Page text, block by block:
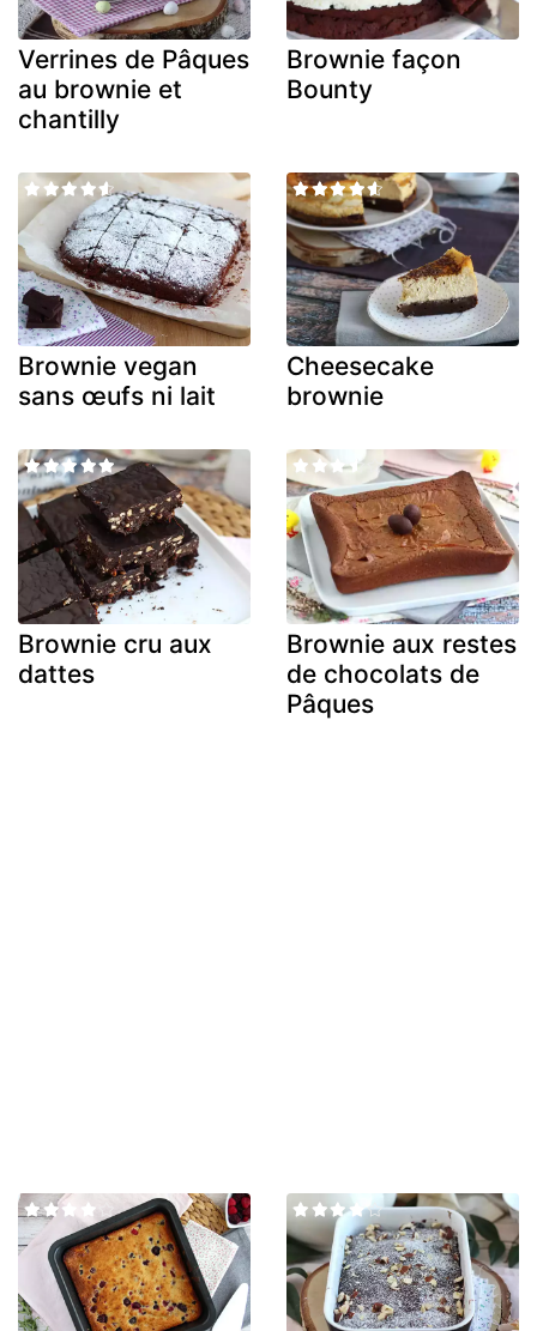
Verrines de Pâques
au brownie et
chantilly
Brownie façon
Bounty
Brownie vegan
sans œufs ni lait
Cheesecake
brownie
Brownie cru aux
dattes
Brownie aux restes
de chocolats de
Pâques